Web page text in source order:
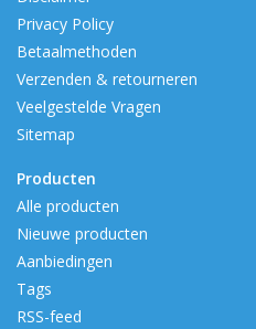
Privacy Policy
Betaalmethoden
Verzenden & retourneren
Veelgestelde Vragen
Sitemap
Producten
Alle producten
Nieuwe producten
Aanbiedingen
Tags
RSS-feed